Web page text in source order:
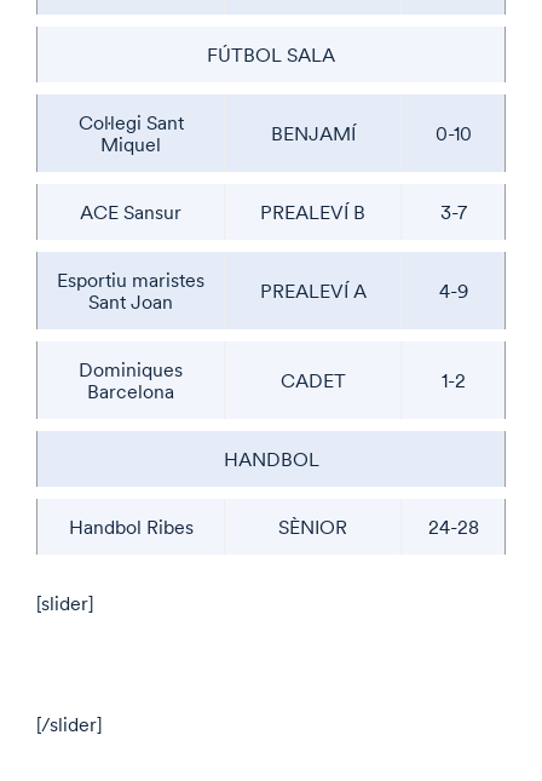
FÚTBOL SALA
Col·legi Sant
Miquel
BENJAMÍ 0-10
ACE Sansur PREALEVÍ B 3-7
Esportiu maristes
Sant Joan
PREALEVÍ A 4-9
Dominiques
Barcelona
CADET 1-2
HANDBOL
Handbol Ribes SÈNIOR 24-28
[slider]
[/slider]